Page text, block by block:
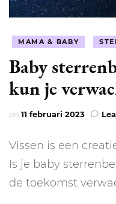
MAMA & BABY
Baby
kun je
on 11 februari 2023
Vissen is een
Is je baby
de toekomst